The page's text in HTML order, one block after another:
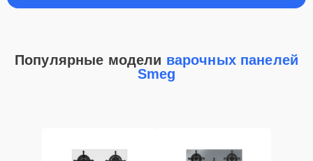
Популярные модели варочных панелей
Smeg